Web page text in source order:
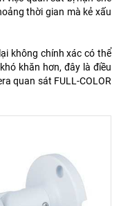
thời gian mà kẻ xấu
không chính xác có thể
khăn hơn, đây là điều
quan sát FULL-COLOR